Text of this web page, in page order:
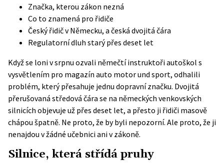
Značka, kterou zákon nezná
Co to znamená pro řidiče
Český řidič v Německu, a česká dvojitá čára
Regulatorní dluh starý přes deset let
Když se loni v srpnu ozvali němečtí instruktoři autoškol s
vysvětlením pro magazín auto motor und sport, odhalili
problém, který přesahuje jednu dopravní značku. Dvojitá
přerušovaná středová čára se na německých venkovských
silnicích objevuje už přes deset let, a přesto ji řidiči masově
chápou špatně. Ne proto, že by byli nepozorní. Ale proto, že ji
nenajdou v žádné učebnici ani v zákoně.
Silnice, která střídá pruhy